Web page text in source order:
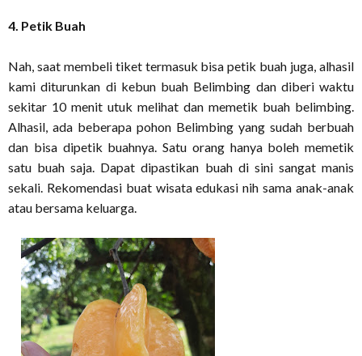
4. Petik Buah
Nah, saat membeli tiket termasuk bisa petik buah juga, alhasil
kami diturunkan di kebun buah Belimbing dan diberi waktu
sekitar 10 menit utuk melihat dan memetik buah belimbing.
Alhasil, ada beberapa pohon Belimbing yang sudah berbuah
dan bisa dipetik buahnya. Satu orang hanya boleh memetik
satu buah saja. Dapat dipastikan buah di sini sangat manis
sekali. Rekomendasi buat wisata edukasi nih sama anak-anak
atau bersama keluarga.